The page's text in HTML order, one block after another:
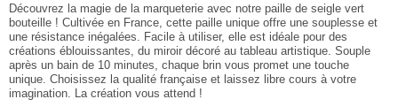
Découvrez la magie de la marqueterie avec notre paille de seigle vert
bouteille ! Cultivée en France, cette paille unique offre une souplesse et
une résistance inégalées. Facile à utiliser, elle est idéale pour des
créations éblouissantes, du miroir décoré au tableau artistique. Souple
après un bain de 10 minutes, chaque brin vous promet une touche
unique. Choisissez la qualité française et laissez libre cours à votre
imagination. La création vous attend !